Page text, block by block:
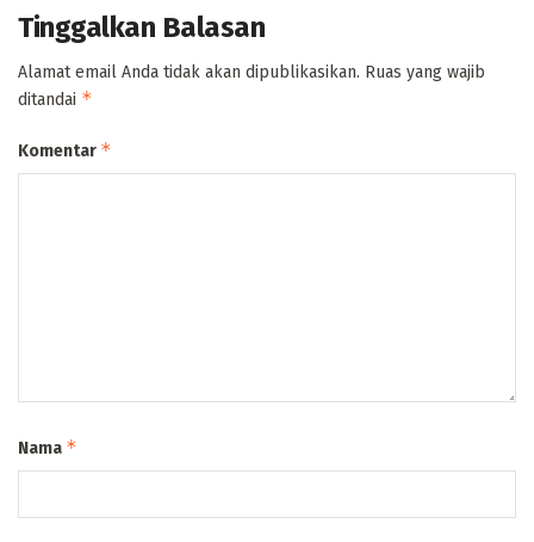
Tinggalkan Balasan
Alamat email Anda tidak akan dipublikasikan. Ruas yang wajib
ditandai *
Komentar *
Nama *